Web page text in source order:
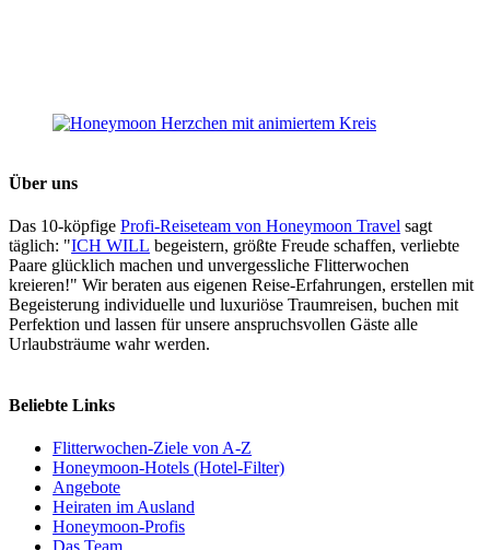
Über uns
Das 10-köpfigeProfi-Reiseteam von Honeymoon Travel sagt
täglich: "ICH WILL begeistern, größte Freude schaffen, verliebte
Paare glücklich machen und unvergessliche Flitterwochen
kreieren!" Wir beraten aus eigenen Reise-Erfahrungen, erstellen mit
Begeisterung individuelle und luxuriöse Traumreisen, buchen mit
Perfektion und lassen für unsere anspruchsvollen Gäste alle
Urlaubsträume wahr werden.
Beliebte Links
Flitterwochen-Ziele von A-Z
Honeymoon-Hotels (Hotel-Filter)
Angebote
Heiraten im Ausland
Honeymoon-Profis
Das Team